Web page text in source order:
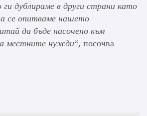
дублираме в други страни като
се опитваме нашето
да бъде насочено към
местните нужди“, посочва